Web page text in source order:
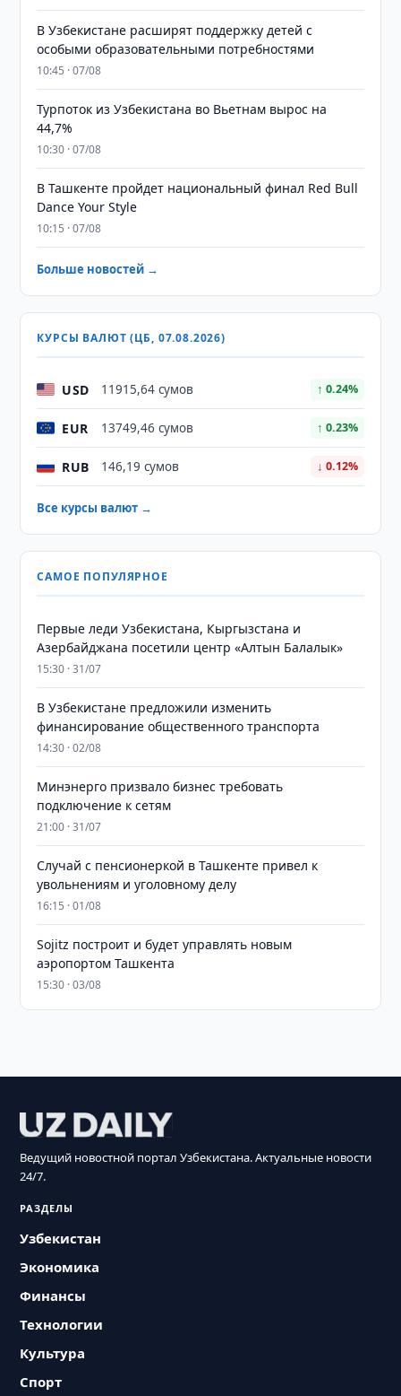
В Узбекистане расширят поддержку детей с
особыми образовательными потребностями
10:45 · 07/08
Турпоток из Узбекистана во Вьетнам вырос на
44,7%
10:30 · 07/08
В Ташкенте пройдет национальный финал Red Bull
Dance Your Style
10:15 · 07/08
Больше новостей →
КУРСЫ ВАЛЮТ (ЦБ, 07.08.2026)
USD 11915,64 сумов ↑ 0.24%
EUR 13749,46 сумов ↑ 0.23%
RUB 146,19 сумов ↓ 0.12%
Все курсы валют →
САМОЕ ПОПУЛЯРНОЕ
Первые леди Узбекистана, Кыргызстана и
Азербайджана посетили центр «Алтын Балалык»
15:30 · 31/07
В Узбекистане предложили изменить
финансирование общественного транспорта
14:30 · 02/08
Минэнерго призвало бизнес требовать
подключение к сетям
21:00 · 31/07
Случай с пенсионеркой в Ташкенте привел к
увольнениям и уголовному делу
16:15 · 01/08
Sojitz построит и будет управлять новым
аэропортом Ташкента
15:30 · 03/08
Ведущий новостной портал Узбекистана. Актуальные новости
24/7.
РАЗДЕЛЫ
Узбекистан
Экономика
Финансы
Технологии
Культура
Спорт